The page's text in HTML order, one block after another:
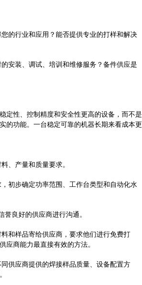
的行业和应用？能否提供专业的打样和解决
安装、调试、培训和维修服务？备件供应是
定性、控制精度和安全性更高的设备，而不是
的功能。一台稳定可靠的机器长期来看成本更
、产量和质量要求。
初步确定功率范围、工作台类型和自动化水
良好的供应商进行沟通。
和样品寄给供应商，要求他们进行免费打
应商能力最直接有效的方法。
供应商提供的焊接样品质量、设备配置方